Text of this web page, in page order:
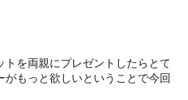
を両親にプレゼントしたらとて
がもっと欲しいということで今回